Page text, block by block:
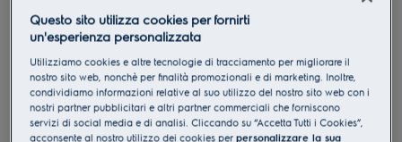
nostri contenuti alla dimensione dello schermo
(desktop, dispositivi mobili e tablet).
Abbiamo effettuato test interni con lettori di schermo,
navigazione tramite tastiera e controllo vocale.
Supportiamo le versioni più recenti delle piattaforme
Questo sito utilizza cookies per fornirti
un'esperienza personalizzata
Utilizziamo cookies e altre tecnologie di tracciamento per migliorare il
nostro sito web, nonchè per finalità promozionali e di marketing. Inoltre,
condividiamo informazioni relative al suo utilizzo del nostro sito web con i
nostri partner pubblicitari e altri partner commerciali che forniscono
servizi di social media e di analisi. Cliccando su “Accetta Tutti i Cookies”,
acconsente al nostro utilizzo dei cookies perpersonalizzare la sua